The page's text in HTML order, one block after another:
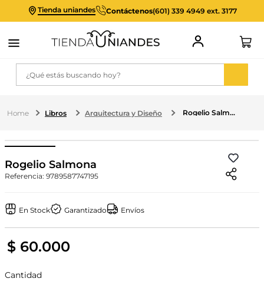
Tienda uniandes Contáctenos(601) 339 4949 ext. 3177
¿Qué estás buscando hoy?
Libros Arquitectura y Diseño Rogelio Salmona
Rogelio Salmona
Referencia: 9789587747195
En Stock Garantizado Envíos
$ 60.000
Cantidad